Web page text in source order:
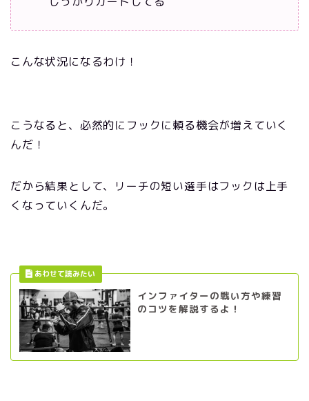
こんな状況になるわけ！
こうなると、必然的にフックに頼る機会が増えていく
んだ！
だから結果として、リーチの短い選手はフックは上手
くなっていくんだ。
インファイターの戦い方や練習
のコツを解説するよ！